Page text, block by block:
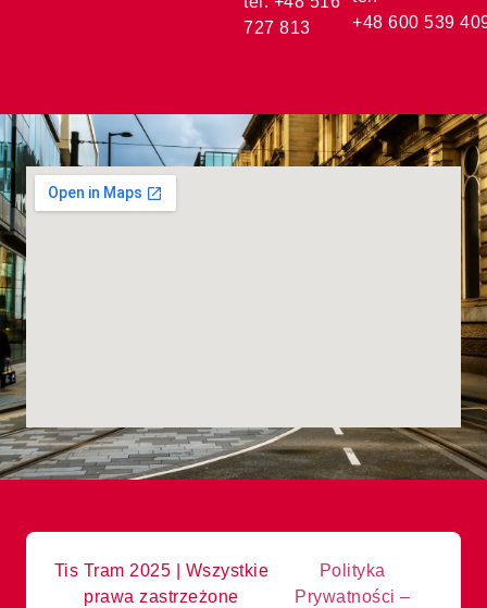
727 813
+48 600 539
Tis Tram 2025 | Wszystkie
prawa zastrzeżone
Polityka
Prywatności –